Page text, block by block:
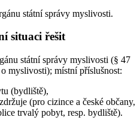
státní správy myslivosti.
situaci řešit
státní správy myslivosti (§ 47
myslivosti); místní příslušnost:
(bydliště),
(pro cizince a české občany,
trvalý pobyt, resp. bydliště).